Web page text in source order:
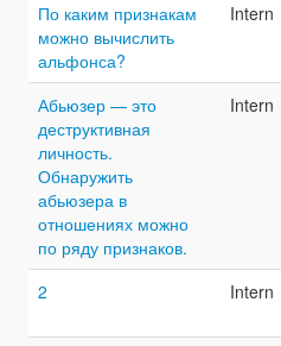
По каким признакам
можно вычислить
альфонса?
Intern
Абьюзер — это
деструктивная
личность.
Обнаружить
абьюзера в
отношениях можно
по ряду признаков.
Intern
2 Intern